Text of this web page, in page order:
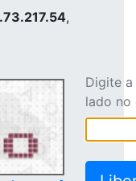
,
Digite
lado no